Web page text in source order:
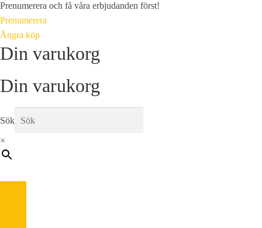
Prenumerera och få våra erbjudanden först!
Prenumerera
Ångra köp
Din varukorg
Din varukorg
Sök
×